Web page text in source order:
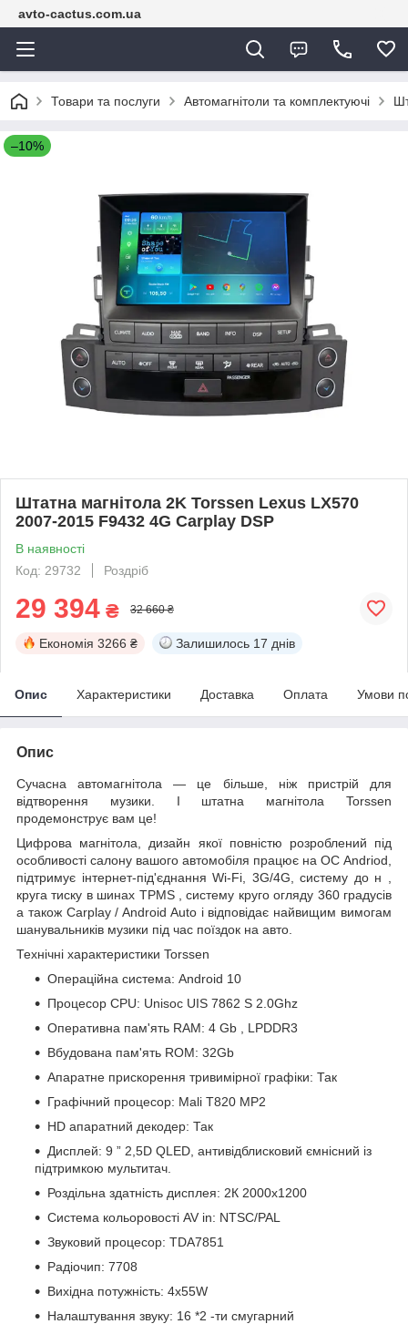
avto-cactus.com.ua
Товари та послуги Автомагнітоли та комплектуючі
–10%
Штатна магнітола 2K Torssen Lexus LX570
2007-2015 F9432 4G Carplay DSP
В наявності
Код: 29732
Роздріб
29 394 ₴ 32 660 ₴
Економія 3266 ₴ Залишилось 17 днів
Опис Характеристики Доставка Оплата Умови
Опис
Сучасна автомагнітола — це більше, ніж пристрій для
відтворення музики. І штатна магнітола Torssen
продемонструє вам це!
Цифрова магнітола, дизайн якої повністю розроблений під
особливості салону вашого автомобіля працює на ОС Andriod,
підтримує інтернет-під'єднання Wi-Fi, 3G/4G, систему до н
круга тиску в шинах TPMS
систему круго огляду 360 градусів
а також Carplay / Android Auto і відповідає найвищим вимогам
шанувальників музики під час поїздок на авто.
Технічні характеристики Torssen
Операційна система: Android 10
Процесор CPU: Unisoc UIS 7862 S 2.0Ghz
Оперативна пам'ять RAM: 4 Gb
, LPDDR3
Вбудована пам'ять ROM: 32Gb
Апаратне прискорення тривимірної графіки: Так
Графічний процесор: Mali T820 MP2
HD апаратний декодер: Так
Дисплей: 9 ” 2,5D QLED, антивідблисковий ємнісний із
підтримкою мультитач.
Роздільна здатність дисплея: 2К 2000х1200
Система кольоровості AV in: NTSC/PAL
Звуковий процесор: TDA7851
Радіочип: 7708
Вихідна потужність: 4х55W
Налаштування звуку: 16 *2 -ти смугарний